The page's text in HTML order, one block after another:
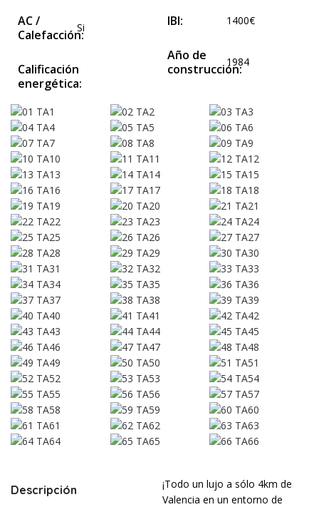
AC /
Calefacción:
Si
Calificación
energética:
IBI: 1400€
Año de
construcción:
1984
Descripción
¡Todo un lujo a sólo 4km de
Valencia en un entorno de